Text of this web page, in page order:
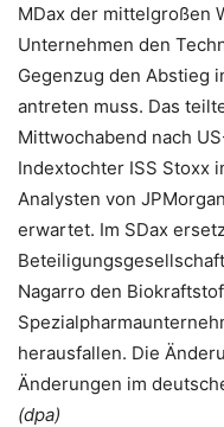
MDax der mittelgroßen
Unternehmen den
Gegenzug den Abstieg
antreten muss. Das
Mittwochabend nach
Indextochter ISS Stoxx
Analysten von
erwartet. Im SDax
Nagarro den
herausfallen. Die
Änderungen im
(dpa)